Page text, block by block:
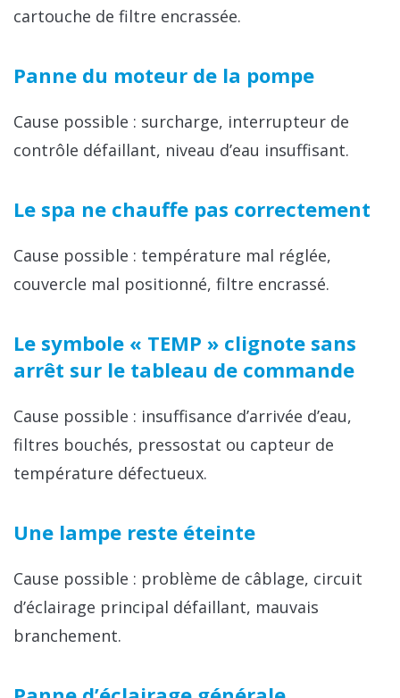
cartouche de filtre encrassée.
Panne du moteur de la pompe
Cause possible : surcharge, interrupteur de
contrôle défaillant, niveau d’eau insuffisant.
Le spa ne chauffe pas correctement
Cause possible : température mal réglée,
couvercle mal positionné, filtre encrassé.
Le symbole « TEMP » clignote sans
arrêt sur le tableau de commande
Cause possible : insuffisance d’arrivée d’eau,
filtres bouchés, pressostat ou capteur de
température défectueux.
Une lampe reste éteinte
Cause possible : problème de câblage, circuit
d’éclairage principal défaillant, mauvais
branchement.